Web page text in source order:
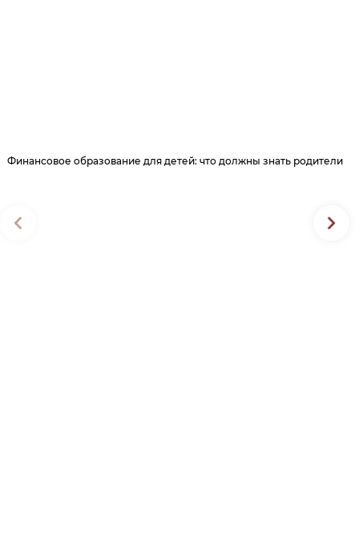
Финансовое образование для детей: что должны знать родители